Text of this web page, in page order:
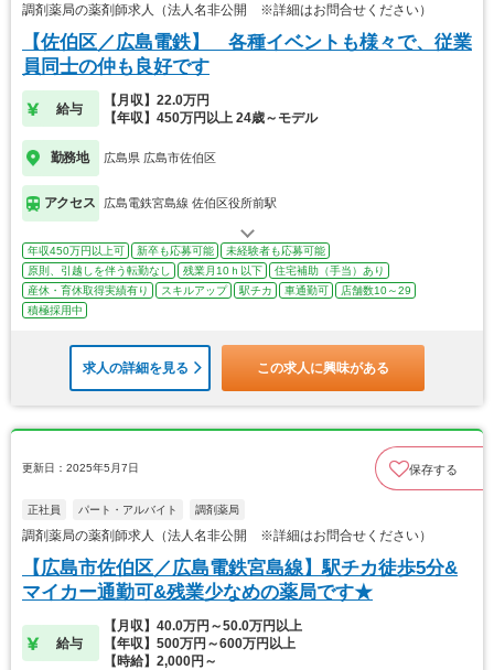
調剤薬局の薬剤師求人（法人名非公開 ※詳細はお問合せください）
【佐伯区／広島電鉄】 各種イベントも様々で、従業
員同士の仲も良好です
給与
【月収】22.0万円
【年収】450万円以上 24歳～モデル
勤務地 広島県 広島市佐伯区
アクセス 広島電鉄宮島線 佐伯区役所前駅
年収450万円以上可 新卒も応募可能
未経験者も応募可能
原則、引越しを伴う転勤なし
残業月10ｈ以下
住宅補助（手当）あり
産休・育休取得実績有り
スキルアップ 駅チカ 車通勤可
店舗数10～29
積極採用中
求人の詳細を見る この求人に興味がある
更新日：2025年5月7日 保存する
正社員 パート・アルバイト 調剤薬局
調剤薬局の薬剤師求人（法人名非公開 ※詳細はお問合せください）
【広島市佐伯区／広島電鉄宮島線】駅チカ徒歩5分&
マイカー通勤可&残業少なめの薬局です★
給与
【月収】40.0万円～50.0万円以上
【年収】500万円～600万円以上
【時給】2,000円～